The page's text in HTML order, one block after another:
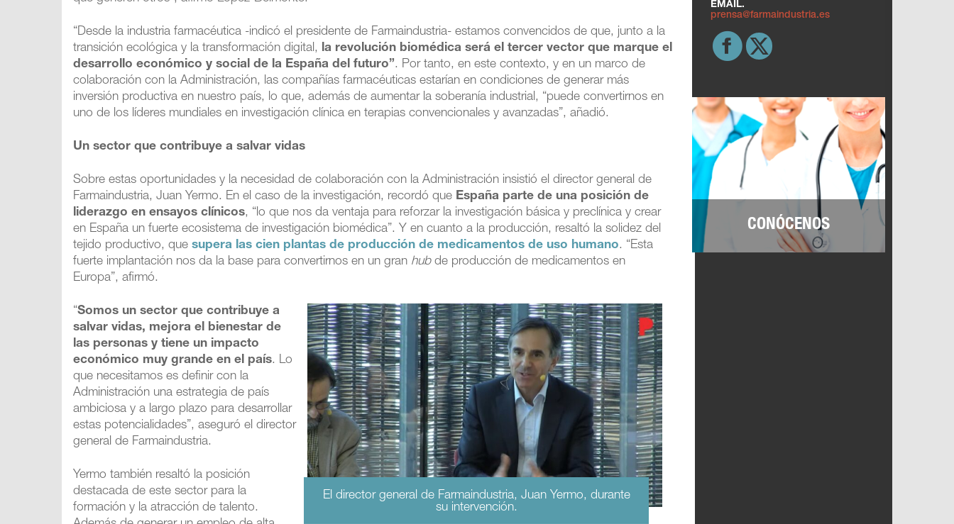
“Desde la industria farmacéutica -indicó el presidente de Farmaindustria- estamos convencidos de que, junto a la
transición ecológica y la transformación digital, la revolución biomédica será el tercer vector que marque el
desarrollo económico y social de la España del futuro”. Por tanto, en este contexto, y en un marco de
colaboración con la Administración, las compañías farmacéuticas estarían en condiciones de generar más
inversión productiva en nuestro país, lo que, además de aumentar la soberanía industrial, “puede convertirnos en
uno de los líderes mundiales en investigación clínica en terapias convencionales y avanzadas”, añadió.
Un sector que contribuye a salvar vidas
Sobre estas oportunidades y la necesidad de colaboración con la Administración insistió el director general de
Farmaindustria, Juan Yermo. En el caso de la investigación, recordó que España parte de una posición de
liderazgo en ensayos clínicos, “lo que nos da ventaja para reforzar la investigación básica y preclínica y crear
en España un fuerte ecosistema de investigación biomédica”. Y en cuanto a la producción, resaltó la solidez del
tejido productivo, quesupera las cien plantas de producción de medicamentos de uso humano. “Esta
fuerte implantación nos da la base para convertirnos en un gran hubde producción de medicamentos en
Europa”, afirmó.
El director general de Farmaindustria, Juan Yermo, durante
su intervención.
“Somos un sector que contribuye a
salvar vidas, mejora el bienestar de
las personas y tiene un impacto
económico muy grande en el país. Lo
que necesitamos es definir con la
Administración una estrategia de país
ambiciosa y a largo plazo para desarrollar
estas potencialidades”, aseguró el director
general de Farmaindustria.
Yermo también resaltó la posición
destacada de este sector para la
formación y la atracción de talento.
EMAIL.
prensa@farmaindustria.es
CONÓCENOS